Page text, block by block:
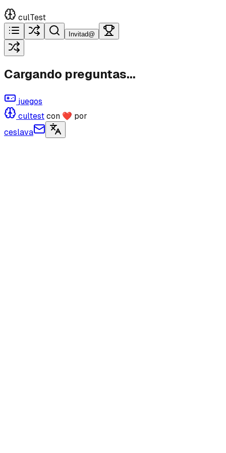
culTest
Invitad@
Cargando preguntas...
juegos
cultestcon ❤ por
ceslava